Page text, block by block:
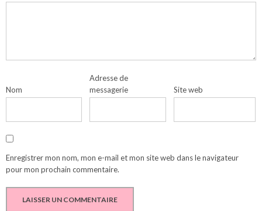
Nom
Adresse de
messagerie
Site web
Enregistrer mon nom, mon e-mail et mon site web dans le navigateur
pour mon prochain commentaire.